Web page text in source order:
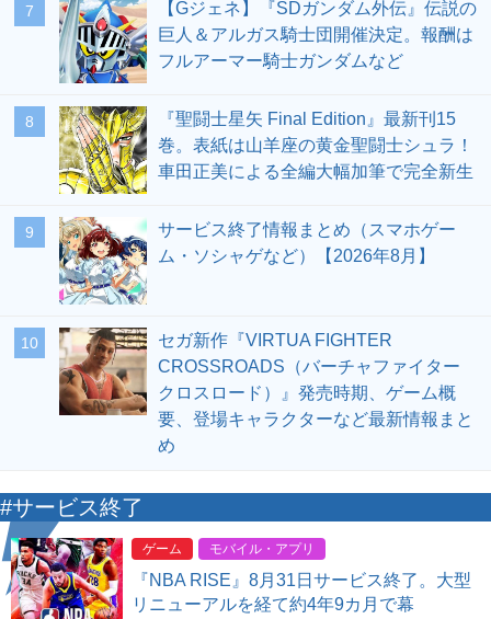
7
【Gジェネ】『SDガンダム外伝』伝説の
巨人＆アルガス騎士団開催決定。報酬は
フルアーマー騎士ガンダムなど
8
『聖闘士星矢 Final Edition』最新刊15
巻。表紙は山羊座の黄金聖闘士シュラ！
車田正美による全編大幅加筆で完全新生
9
サービス終了情報まとめ（スマホゲー
ム・ソシャゲなど）【2026年8月】
10
セガ新作『VIRTUA FIGHTER
CROSSROADS（バーチャファイター
クロスロード）』発売時期、ゲーム概
要、登場キャラクターなど最新情報まと
め
#サービス終了
ゲーム モバイル・アプリ
『NBA RISE』8月31日サービス終了。大型
リニューアルを経て約4年9カ月で幕